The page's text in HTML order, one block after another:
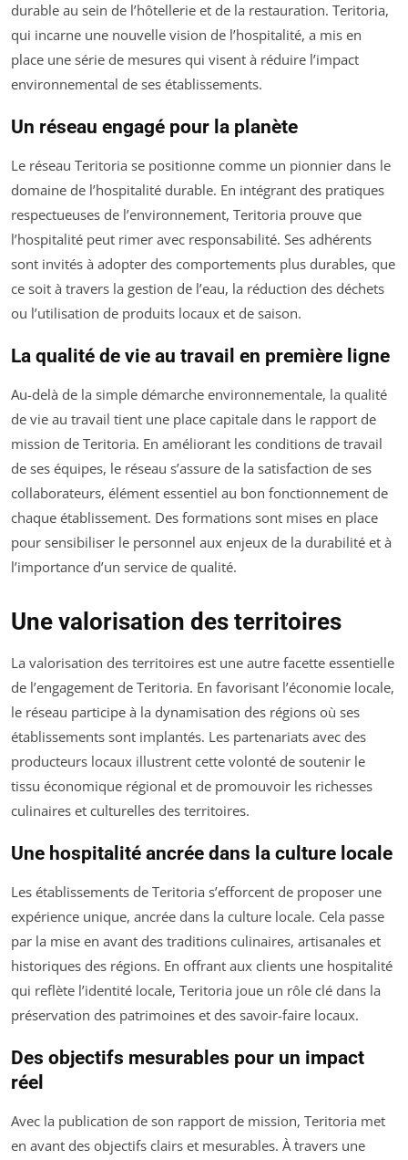
durable au sein de l’hôtellerie et de la restauration. Teritoria,
qui incarne une nouvelle vision de l’hospitalité, a mis en
place une série de mesures qui visent à réduire l’impact
environnemental de ses établissements.
Un réseau engagé pour la planète
Le réseau Teritoria se positionne comme un pionnier dans le
domaine de l’hospitalité durable. En intégrant des pratiques
respectueuses de l’environnement, Teritoria prouve que
l’hospitalité peut rimer avec responsabilité. Ses adhérents
sont invités à adopter des comportements plus durables, que
ce soit à travers la gestion de l’eau, la réduction des déchets
ou l’utilisation de produits locaux et de saison.
La qualité de vie au travail en première ligne
Au-delà de la simple démarche environnementale, la qualité
de vie au travail tient une place capitale dans le rapport de
mission de Teritoria. En améliorant les conditions de travail
de ses équipes, le réseau s’assure de la satisfaction de ses
collaborateurs, élément essentiel au bon fonctionnement de
chaque établissement. Des formations sont mises en place
pour sensibiliser le personnel aux enjeux de la durabilité et à
l’importance d’un service de qualité.
Une valorisation des territoires
La valorisation des territoires est une autre facette essentielle
de l’engagement de Teritoria. En favorisant l’économie locale,
le réseau participe à la dynamisation des régions où ses
établissements sont implantés. Les partenariats avec des
producteurs locaux illustrent cette volonté de soutenir le
tissu économique régional et de promouvoir les richesses
culinaires et culturelles des territoires.
Une hospitalité ancrée dans la culture locale
Les établissements de Teritoria s’efforcent de proposer une
expérience unique, ancrée dans la culture locale. Cela passe
par la mise en avant des traditions culinaires, artisanales et
historiques des régions. En offrant aux clients une hospitalité
qui reflète l’identité locale, Teritoria joue un rôle clé dans la
préservation des patrimoines et des savoir-faire locaux.
Des objectifs mesurables pour un impact
réel
Avec la publication de son rapport de mission, Teritoria met
en avant des objectifs clairs et mesurables. À travers une